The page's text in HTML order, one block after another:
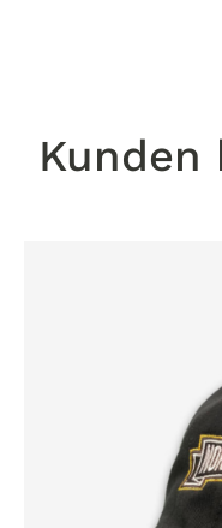
Kunden